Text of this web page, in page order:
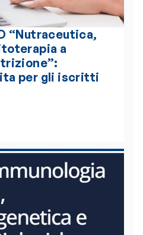
“Nutraceutica,
a
per gli iscritti